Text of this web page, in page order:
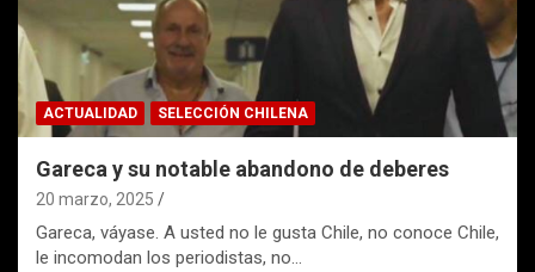
ACTUALIDAD SELECCIÓN CHILENA
Gareca y su notable abandono de deberes
20 marzo, 2025
Gareca, váyase. A usted no le gusta Chile, no conoce Chile,
le incomodan los periodistas, no…